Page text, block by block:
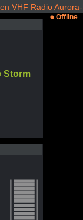
VHF Radio Aurora-
Offline
Storm